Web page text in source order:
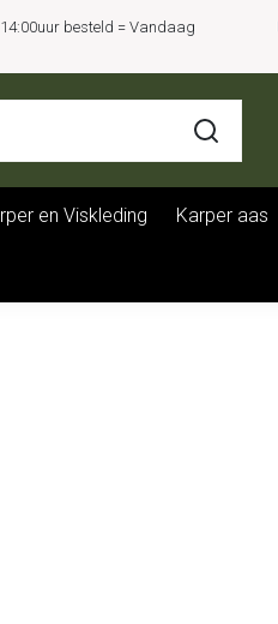
besteld = Vandaag
en Viskleding Karper aas